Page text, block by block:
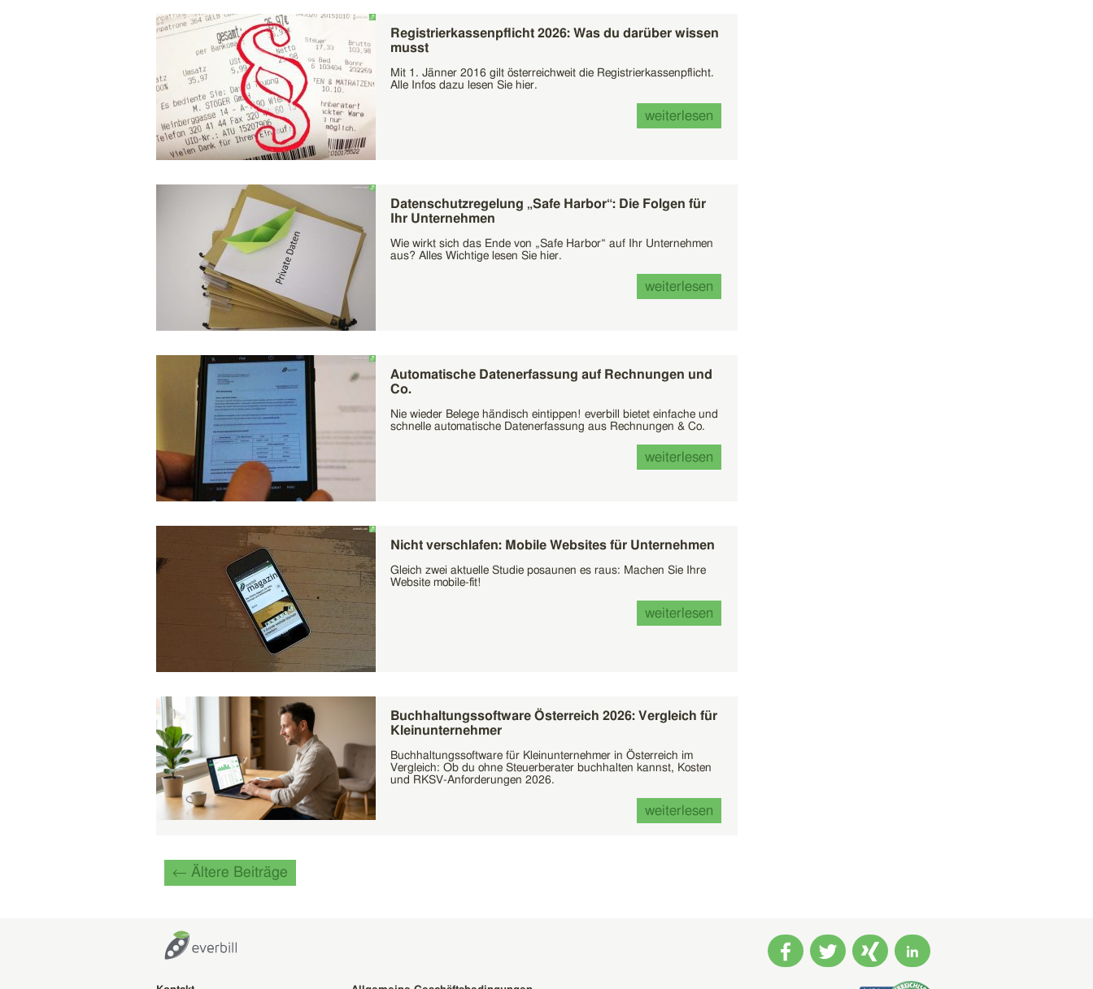
Registrierkassenpflicht 2026: Was du darüber wissen
musst
Mit 1. Jänner 2016 gilt österreichweit die Registrierkassenpflicht.
Alle Infos dazu lesen Sie hier.
weiterlesen
Datenschutzregelung „Safe Harbor“: Die Folgen für
Ihr Unternehmen
Wie wirkt sich das Ende von „Safe Harbor“ auf Ihr Unternehmen
aus? Alles Wichtige lesen Sie hier.
weiterlesen
Automatische Datenerfassung auf Rechnungen und
Co.
Nie wieder Belege händisch eintippen! everbill bietet einfache und
schnelle automatische Datenerfassung aus Rechnungen & Co.
weiterlesen
Nicht verschlafen: Mobile Websites für Unternehmen
Gleich zwei aktuelle Studie posaunen es raus: Machen Sie Ihre
Website mobile-fit!
weiterlesen
Buchhaltungssoftware Österreich 2026: Vergleich für
Kleinunternehmer
Buchhaltungssoftware für Kleinunternehmer in Österreich im
Vergleich: Ob du ohne Steuerberater buchhalten kannst, Kosten
und RKSV-Anforderungen 2026.
weiterlesen
← Ältere Beiträge